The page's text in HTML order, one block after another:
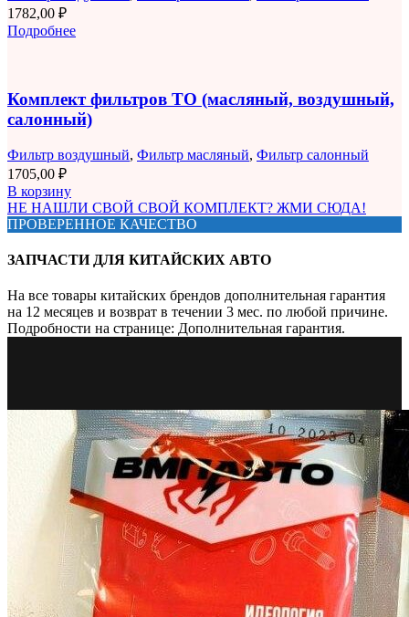
1782,00 ₽
Подробнее
Комплект фильтров ТО (масляный, воздушный,
салонный)
Фильтр воздушный, Фильтр масляный, Фильтр салонный
1705,00 ₽
В корзину
НЕ НАШЛИ СВОЙ СВОЙ КОМПЛЕКТ? ЖМИ СЮДА!
ПРОВЕРЕННОЕ КАЧЕСТВО
ЗАПЧАСТИ ДЛЯ КИТАЙСКИХ АВТО
На все товары китайских брендов дополнительная гарантия
на 12 месяцев и возврат в течении 3 мес. по любой причине.
Подробности на странице: Дополнительная гарантия.